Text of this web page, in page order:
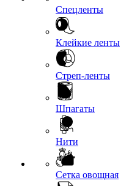
Спецленты
Клейкие ленты
Стреп-ленты
Шпагаты
Нити
Сетка овощная